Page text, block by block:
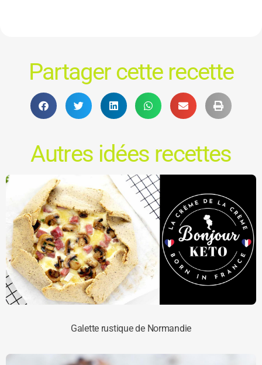
Partager cette recette
Autres idées recettes
Galette rustique de Normandie